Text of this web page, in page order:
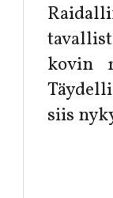
kovin
siis